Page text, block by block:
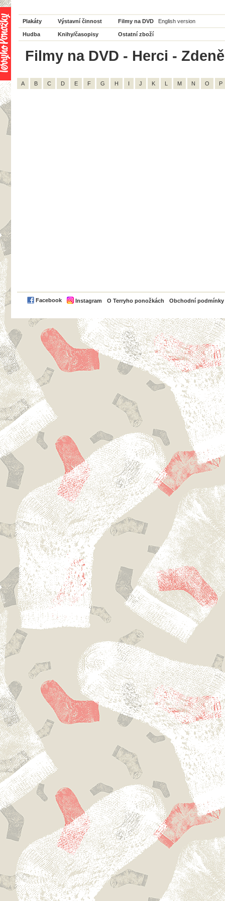
Plakáty Výstavní činnost Filmy na DVD English version
Hudba Knihy/časopisy Ostatní zboží
Filmy na DVD - Herci -
A B C D E F G H I J K L M N O P
Facebook Instagram O Terryho ponožkách Obchodní podmínky
PayPal